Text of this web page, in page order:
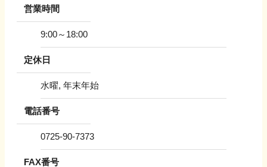
営業時間
9:00～18:00
定休日
水曜, 年末年始
電話番号
0725-90-7373
FAX番号